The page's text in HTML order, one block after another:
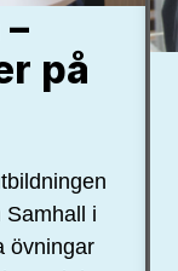
på
Samhall i
övningar